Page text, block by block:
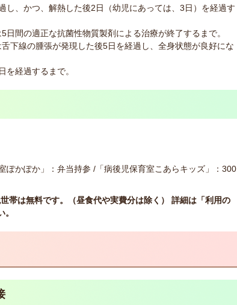
し、かつ、解熱した後2日（幼児にあっては、3日）を経過す
間の適正な抗菌性物質製剤による治療が終了するまで。
下線の腫張が発現した後5日を経過し、全身状態が良好にな
を経過するまで。
ぽかぽか」：弁当持参 /「病後児保育室こあらキッズ」：300
帯は無料です。（昼食代や実費分は除く） 詳細は「利用の